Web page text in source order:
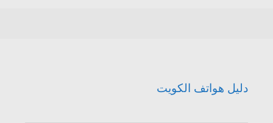
دليل هواتف الكويت